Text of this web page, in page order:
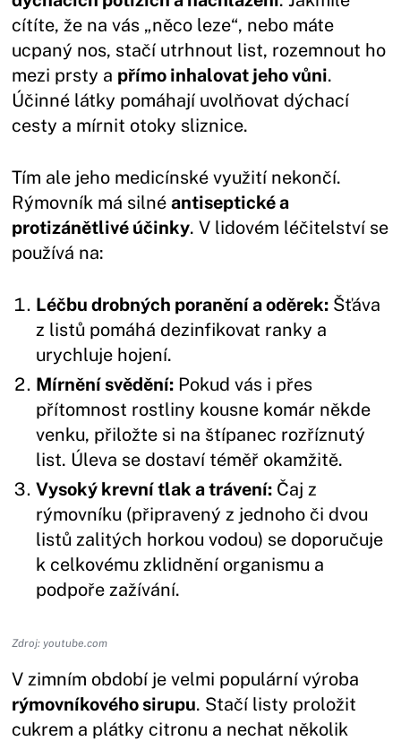
cítíte, že na vás „něco leze“, nebo máte
ucpaný nos, stačí utrhnout list, rozemnout ho
mezi prsty a přímo inhalovat jeho vůni.
Účinné látky pomáhají uvolňovat dýchací
cesty a mírnit otoky sliznice.
Tím ale jeho medicínské využití nekončí.
Rýmovník má silnéantiseptické a
protizánětlivé účinky. V lidovém léčitelství se
používá na:
Léčbu drobných poranění a oděrek: Šťáva
z listů pomáhá dezinfikovat ranky a
urychluje hojení.
Mírnění svědění: Pokud vás i přes
přítomnost rostliny kousne komár někde
venku, přiložte si na štípanec rozříznutý
list. Úleva se dostaví téměř okamžitě.
Vysoký krevní tlak a trávení: Čaj z
rýmovníku (připravený z jednoho či dvou
listů zalitých horkou vodou) se doporučuje
k celkovému zklidnění organismu a
podpoře zažívání.
Zdroj: youtube.com
V zimním období je velmi populární výroba
rýmovníkového sirupu. Stačí listy proložit
cukrem a plátky citronu a nechat několik